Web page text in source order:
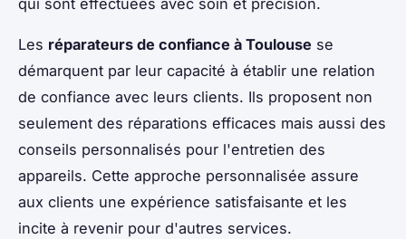
qui sont effectuées avec soin et précision.
Les réparateurs de confiance à Toulouse se
démarquent par leur capacité à établir une relation
de confiance avec leurs clients. Ils proposent non
seulement des réparations efficaces mais aussi des
conseils personnalisés pour l'entretien des
appareils. Cette approche personnalisée assure
aux clients une expérience satisfaisante et les
incite à revenir pour d'autres services.